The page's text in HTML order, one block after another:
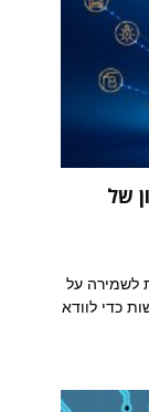
של
לשמירה על
כדי לוודא